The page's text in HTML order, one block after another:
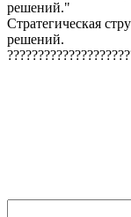
решений."
Стратегическая
решений.
????????????????????